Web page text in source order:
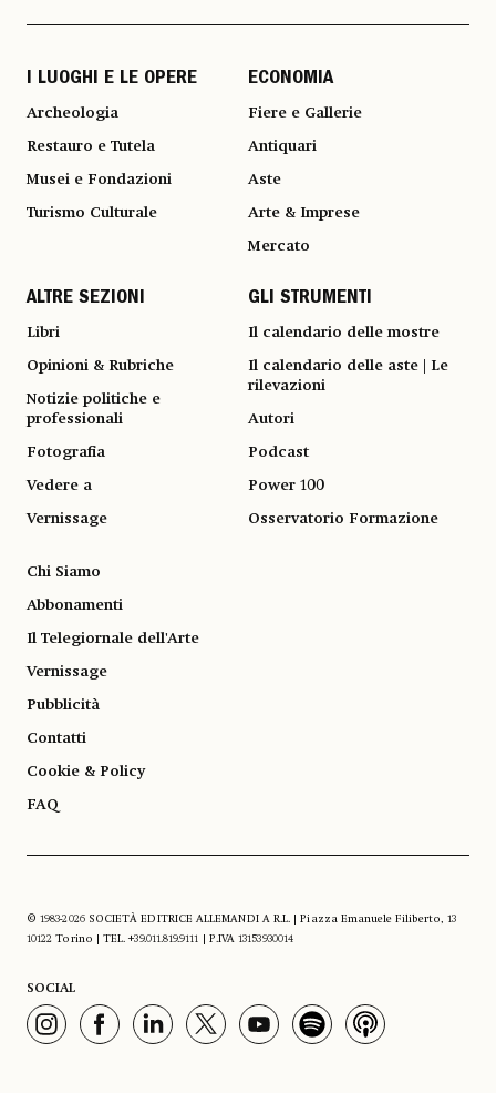
I LUOGHI E LE OPERE
Archeologia
Restauro e Tutela
Musei e Fondazioni
Turismo Culturale
ECONOMIA
Fiere e Gallerie
Antiquari
Aste
Arte & Imprese
Mercato
ALTRE SEZIONI
Libri
Opinioni & Rubriche
Notizie politiche e
professionali
Fotografia
Vedere a
Vernissage
GLI STRUMENTI
Il calendario delle mostre
Il calendario delle aste | Le
rilevazioni
Autori
Podcast
Power 100
Osservatorio Formazione
Chi Siamo
Abbonamenti
Il Telegiornale dell'Arte
Vernissage
Pubblicità
Contatti
Cookie & Policy
FAQ
© 1983-2026 SOCIETÀ EDITRICE ALLEMANDI A R.L. | Piazza Emanuele Filiberto, 13
10122 Torino | TEL. +39.011.819.9111 | P.IVA 13153930014
SOCIAL